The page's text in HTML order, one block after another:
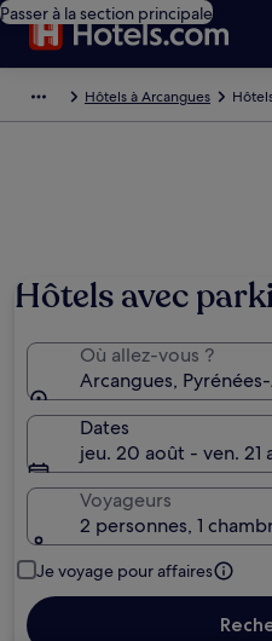
Passer à la section principale
Hôtels à Arcangues
Hôtels avec
Où allez-vous ?
Arcangues,
Dates
jeu. 20 août - ven. 21
Voyageurs
2 personnes, 1
Je voyage pour affaires